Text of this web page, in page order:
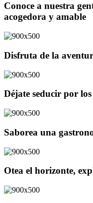
Conoce a nuestra
acogedora y amable
Disfruta de la
Déjate seducir por
Saborea una
Otea el horizonte,